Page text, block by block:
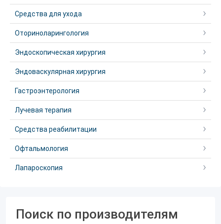
Средства для ухода
Оториноларингология
Эндоскопическая хирургия
Эндоваскулярная хирургия
Гастроэнтерология
Лучевая терапия
Средства реабилитации
Офтальмология
Лапароскопия
Поиск по производителям